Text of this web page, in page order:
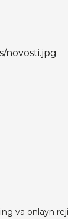
novosti.jpg
va onlayn